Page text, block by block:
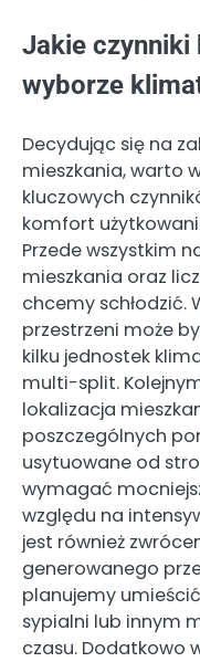
Jakie czynniki
wyborze
Decydując się na
mieszkania, warto
kluczowych
komfort
Przede wszystkim
mieszkania oraz
chcemy schłodzić.
przestrzeni może
kilku jednostek
multi-split.
lokalizacja
poszczególnych
usytuowane od
wymagać
względu na
jest również
generowanego
planujemy
sypialni lub innym
czasu. Dodatkowo